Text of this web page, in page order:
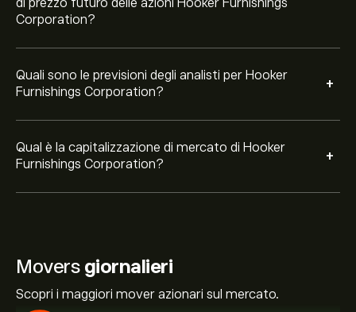
di prezzo futuro delle azioni Hooker Furnishings
Corporation?
Quali sono le previsioni degli analisti per Hooker
Furnishings Corporation?
+
Qual è la capitalizzazione di mercato di Hooker
Furnishings Corporation?
+
Movers giornalieri
Scopri i maggiori mover azionari sul mercato.